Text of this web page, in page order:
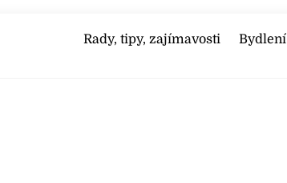
Rady, tipy, zajímavosti Bydlení